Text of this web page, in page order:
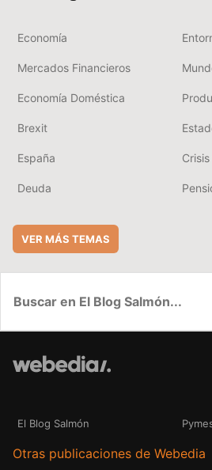
Economía
Mercados Financieros
Economía Doméstica
Brexit
España
Deuda
VER MÁS TEMAS
El Blog Salmón
Otras publicaciones de Webedia